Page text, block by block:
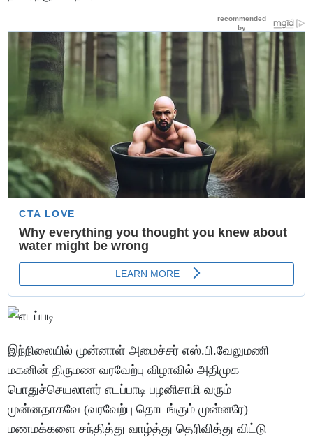
இந்நிலையில் முன்னாள் அமைச்சர் எஸ்.பி.வேலுமணி
மகனின் திருமண வரவேற்பு விழாவில் அதிமுக
பொதுச்செயலாளர் எடப்பாடி பழனிசாமி வரும்
முன்னதாகவே (வரவேற்பு தொடங்கும் முன்னரே)
மணமக்களை சந்தித்து வாழ்த்து தெரிவித்து விட்டு